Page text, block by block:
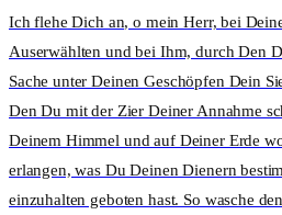
Ich flehe Dich an, o mein Herr, bei
Auserwählten und bei Ihm, durch Den
Sache unter Deinen Geschöpfen Dein
Den Du mit der Zier Deiner Annahme
Deinem Himmel und auf Deiner Erde
erlangen, was Du Deinen Dienern
einzuhalten geboten hast. So wasche